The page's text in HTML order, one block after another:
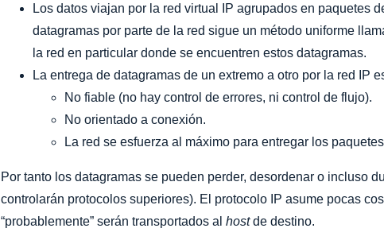
Los datos viajan por la red virtual IP agrupados en paquetes
datagramas por parte de la red sigue un método uniforme
la red en particular donde se encuentren estos datagramas.
La entrega de datagramas de un extremo a otro por la red IP
No fiable (no hay control de errores, ni control de flujo).
No orientado a conexión.
La red se esfuerza al máximo para entregar los
Por tanto los datagramas se pueden perder, desordenar o incluso
controlarán protocolos superiores). El protocolo IP asume pocas
“probablemente” serán transportados al hostde destino.